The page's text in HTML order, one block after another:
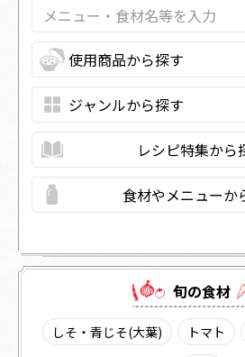
レシピ特集から
食材やメニューか
旬の⾷材
しそ・青じそ(大葉) トマト